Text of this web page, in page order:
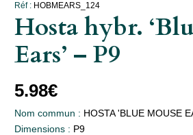
Réf : HOBMEARS_124
Hosta hybr.
Ears’ – P9
5.98€
Nom commun : HOSTA 'BLUE MOUSE
Dimensions : P9